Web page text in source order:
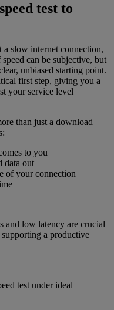
test to
slow internet connection,
can be subjective, but
unbiased starting point.
first step, giving you a
your service level
than just a download
to you
data out
of your connection
and low latency are crucial
a productive
test under ideal